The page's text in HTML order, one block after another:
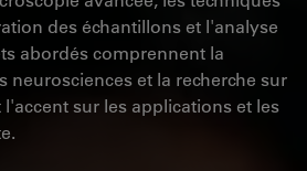
des échantillons et l'analyse
abordés comprennent la
neurosciences et la recherche sur
sur les applications et les